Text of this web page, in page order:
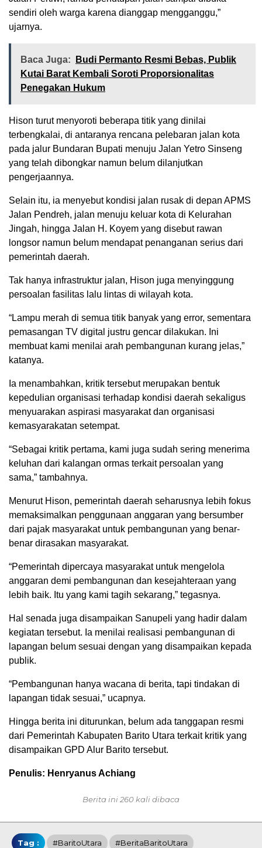
sendiri oleh warga karena dianggap mengganggu,”
ujarnya.
Baca Juga:
Budi Permanto Resmi Bebas, Publik
Kutai Barat Kembali Soroti Proporsionalitas
Penegakan Hukum
Hison turut menyoroti beberapa titik yang dinilai
terbengkalai, di antaranya rencana pelebaran jalan kota
pada jalur Bundaran Bupati menuju Jalan Yetro Sinseng
yang telah dibongkar namun belum dilanjutkan
pengerjaannya.
Selain itu, ia menyebut kondisi jalan rusak di depan APMS
Jalan Pendreh, jalan menuju keluar kota di Kelurahan
Jingah, hingga Jalan H. Koyem yang disebut rawan
longsor namun belum mendapat penanganan serius dari
pemerintah daerah.
Tak hanya infrastruktur jalan, Hison juga menyinggung
persoalan fasilitas lalu lintas di wilayah kota.
“Lampu merah di semua titik banyak yang error, sementara
pemasangan TV digital justru gencar dilakukan. Ini
membuat kami menilai arah pembangunan kurang jelas,”
katanya.
Ia menambahkan, kritik tersebut merupakan bentuk
kepedulian organisasi terhadap kondisi daerah sekaligus
menyuarakan aspirasi masyarakat dan organisasi
kemasyarakatan setempat.
“Sebagai kritik pertama, kami juga sudah sering menerima
keluhan dari kalangan ormas terkait persoalan yang
sama,” tambahnya.
Menurut Hison, pemerintah daerah seharusnya lebih fokus
memaksimalkan penggunaan anggaran yang bersumber
dari pajak masyarakat untuk pembangunan yang benar-
benar dirasakan masyarakat.
“Pemerintah dipercaya masyarakat untuk mengelola
anggaran demi pembangunan dan kesejahteraan yang
lebih baik. Itu yang kami tagih sekarang,” tegasnya.
Hal senada juga disampaikan Sanupeli yang hadir dalam
kegiatan tersebut. Ia menilai realisasi pembangunan di
lapangan belum sesuai dengan yang disampaikan kepada
publik.
“Pembangunan hanya wacana di berita, tapi tindakan di
lapangan tidak sesuai,” ucapnya.
Hingga berita ini diturunkan, belum ada tanggapan resmi
dari Pemerintah Kabupaten Barito Utara terkait kritik yang
disampaikan GPD Alur Barito tersebut.
Penulis: Henryanus Achiang
Berita ini 260 kali dibaca
Tag : #BaritoUtara #BeritaBaritoUtara